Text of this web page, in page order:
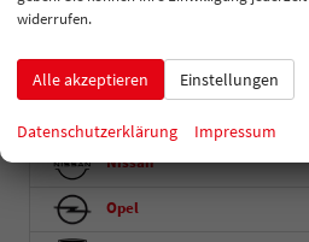
Mercedes-Benz
Nissan
Opel
widerrufen.
Alle akzeptieren Einstellungen
Datenschutzerklärung Impressum